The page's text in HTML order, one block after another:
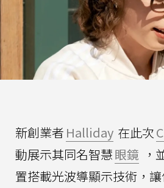
新創業者 Halliday 在此次
動展示其同名智慧眼鏡 ，
置搭載光波導顯示技術，